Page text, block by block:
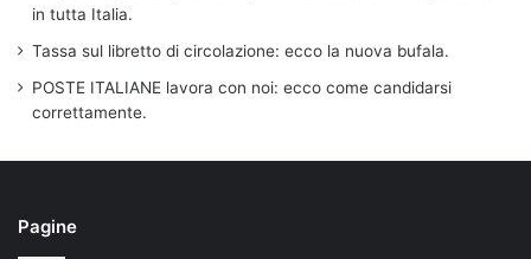
in tutta Italia.
Tassa sul libretto di circolazione: ecco la nuova bufala.
POSTE ITALIANE lavora con noi: ecco come candidarsi
correttamente.
Pagine